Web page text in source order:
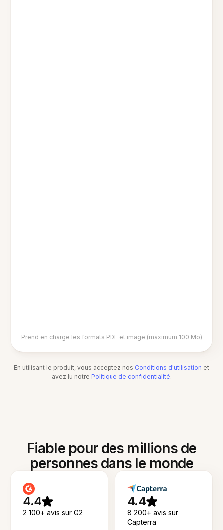
Prend en charge les formats PDF et image (maximum 100 Mo)
En utilisant le produit, vous acceptez nos Conditions d'utilisation et
avez lu notre Politique de confidentialité.
Fiable pour des millions de
personnes dans le monde
4.4
2 100+ avis sur G2
4.4
8 200+ avis sur
Capterra